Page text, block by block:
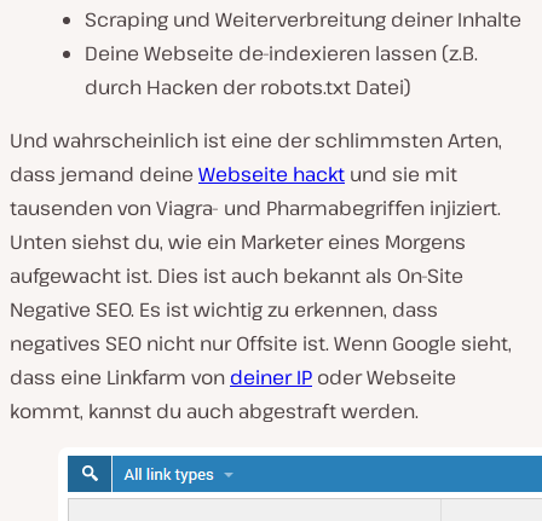
Scraping und Weiterverbreitung deiner Inhalte
Deine Webseite de-indexieren lassen (z.B.
durch Hacken der robots.txt Datei)
Und wahrscheinlich ist eine der schlimmsten Arten,
dass jemand deine Webseite hackt und sie mit
tausenden von Viagra- und Pharmabegriffen injiziert.
Unten siehst du, wie ein Marketer eines Morgens
aufgewacht ist. Dies ist auch bekannt als On-Site
Negative SEO. Es ist wichtig zu erkennen, dass
negatives SEO nicht nur Offsite ist. Wenn Google sieht,
dass eine Linkfarm von deiner IP oder Webseite
kommt, kannst du auch abgestraft werden.